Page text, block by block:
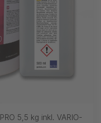
5,5 kg inkl. VARIO-